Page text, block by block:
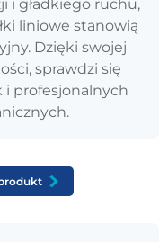
i gładkiego ruchu,
liniowe stanowią
Dzięki swojej
sprawdzi się
i profesjonalnych